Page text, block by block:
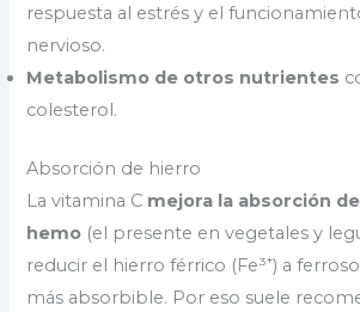
respuesta al estrés y el
nervioso.
Metabolismo de otros nutrientes
colesterol.
Absorción de hierro
La vitamina C mejora la absorción
hemo (el presente en vegetales y
reducir el hierro férrico (Fe³⁺) a ferroso
más absorbible. Por eso suele